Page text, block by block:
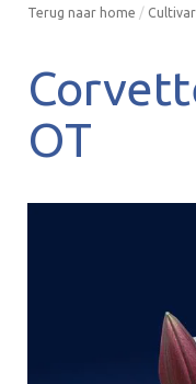
Terug naar home /
OT